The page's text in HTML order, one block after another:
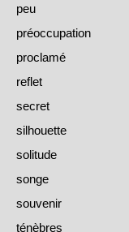
peu
préoccupation
proclamé
reflet
secret
silhouette
solitude
songe
souvenir
ténèbres